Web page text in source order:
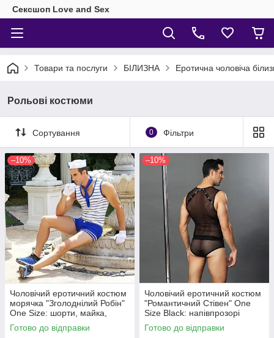
Сексшоп Love and Sex
Товари та послуги БІЛИЗНА Еротична чоловіча
Рольові костюми
Сортування 0 Фільтри
–10%
Чоловічий еротичний костюм
морячка "Зголоднілий Робін"
One Size: шорти, майка,
рукавички, хустка, ша, Белый/
синий - SO2288
Готово до відправки
–10%
Чоловічий еротичний костюм
"Романтичний Стівен" One
Size Black: напівпрозорі
трусики і маєчка, Черный -
SO2296
Готово до відправки